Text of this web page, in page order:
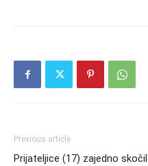
Previous article
Prijateljice (17) zajedno